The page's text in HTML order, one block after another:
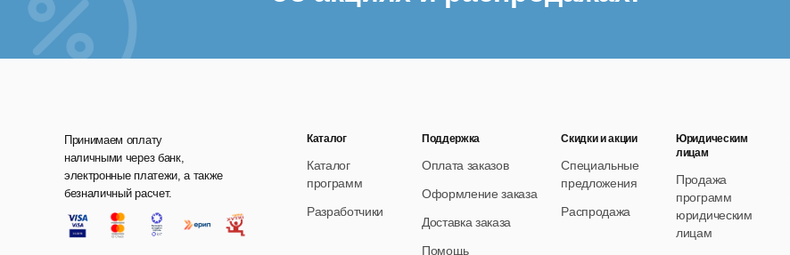
Принимаем оплату
наличными через банк,
электронные платежи, а также
безналичный расчет.
Каталог
Каталог
программ
Разработчики
Поддержка
Оплата заказов
Оформление заказа
Доставка заказа
Помощь
Скидки и акции
Специальные
предложения
Распродажа
Юридическим
лицам
Продажа
программ
юридическим
лицам